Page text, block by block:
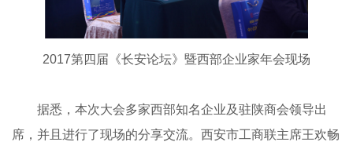
2017第四届《长安论坛》暨西部企业家年会现场
据悉，本次大会多家西部知名企业及驻陕商会领导出
席，并且进行了现场的分享交流。西安市工商联主席王欢畅